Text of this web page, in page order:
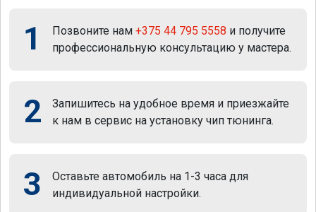
1 Позвоните нам +375 44 795 5558 и получите
профессиональную консультацию у мастера.
2
Запишитесь на удобное время и приезжайте
к нам в сервис на установку чип тюнинга.
3
Оставьте автомобиль на 1-3 часа для
индивидуальной настройки.